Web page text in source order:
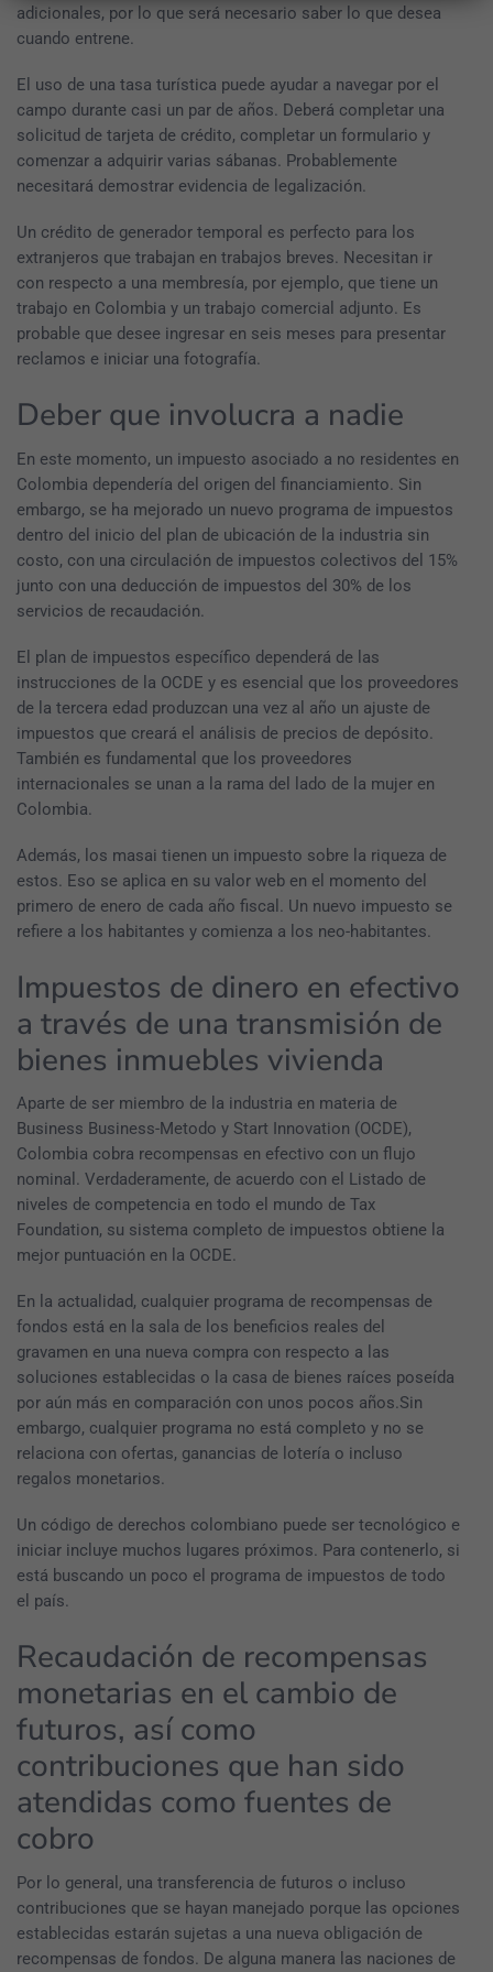
adicionales, por lo que será necesario saber lo que desea
cuando entrene.
El uso de una tasa turística puede ayudar a navegar por el
campo durante casi un par de años. Deberá completar una
solicitud de tarjeta de crédito, completar un formulario y
comenzar a adquirir varias sábanas. Probablemente
necesitará demostrar evidencia de legalización.
Un crédito de generador temporal es perfecto para los
extranjeros que trabajan en trabajos breves. Necesitan ir
con respecto a una membresía, por ejemplo, que tiene un
trabajo en Colombia y un trabajo comercial adjunto. Es
probable que desee ingresar en seis meses para presentar
reclamos e iniciar una fotografía.
Deber que involucra a nadie
En este momento, un impuesto asociado a no residentes en
Colombia dependería del origen del financiamiento. Sin
embargo, se ha mejorado un nuevo programa de impuestos
dentro del inicio del plan de ubicación de la industria sin
costo, con una circulación de impuestos colectivos del 15%
junto con una deducción de impuestos del 30% de los
servicios de recaudación.
El plan de impuestos específico dependerá de las
instrucciones de la OCDE y es esencial que los proveedores
de la tercera edad produzcan una vez al año un ajuste de
impuestos que creará el análisis de precios de depósito.
También es fundamental que los proveedores
internacionales se unan a la rama del lado de la mujer en
Colombia.
Además, los masai tienen un impuesto sobre la riqueza de
estos. Eso se aplica en su valor web en el momento del
primero de enero de cada año fiscal. Un nuevo impuesto se
refiere a los habitantes y comienza a los neo-habitantes.
Impuestos de dinero en efectivo
a través de una transmisión de
bienes inmuebles vivienda
Aparte de ser miembro de la industria en materia de
Business Business-Metodo y Start Innovation (OCDE),
Colombia cobra recompensas en efectivo con un flujo
nominal. Verdaderamente, de acuerdo con el Listado de
niveles de competencia en todo el mundo de Tax
Foundation, su sistema completo de impuestos obtiene la
mejor puntuación en la OCDE.
En la actualidad, cualquier programa de recompensas de
fondos está en la sala de los beneficios reales del
gravamen en una nueva compra con respecto a las
soluciones establecidas o la casa de bienes raíces poseída
por aún más en comparación con unos pocos años.Sin
embargo, cualquier programa no está completo y no se
relaciona con ofertas, ganancias de lotería o incluso
regalos monetarios.
Un código de derechos colombiano puede ser tecnológico e
iniciar incluye muchos lugares próximos. Para contenerlo, si
está buscando un poco el programa de impuestos de todo
el país.
Recaudación de recompensas
monetarias en el cambio de
futuros, así como
contribuciones que han sido
atendidas como fuentes de
cobro
Por lo general, una transferencia de futuros o incluso
contribuciones que se hayan manejado porque las opciones
establecidas estarán sujetas a una nueva obligación de
recompensas de fondos. De alguna manera las naciones de